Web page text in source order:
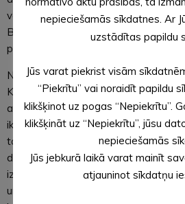
varēs apgūt cimdu rakstu veidošanu.
Būs arī skaistāko rakstaino cimdu
parāde un tirdziņš.
No pulksten 20.00 pie Alūksnes
Kultūras centra, bet sliktu laika
apstākļu gadījumā – Kultūras centrā,
ikvienu novada iedzīvotāju aicinām uz
tautas sadziedāšanos “Latvietim tīk
dziedāt”, kad spēka dziesmas Latvijai
izdziedāsim kopā ar novada
un dziedošajiem tautas mākslas
nepieciešamās sīkdatnes. Ar
uzstādītas papildu
Jūs varat piekrist visām
“Piekrītu” vai noraidīt papildu
klikšķinot uz pogas “Nepiekrītu”.
klikšķināt uz “Nepiekrītu”, jūsu
nepieciešamās
Jūs jebkurā laikā varat mainīt
atjauninot sīkdatņu